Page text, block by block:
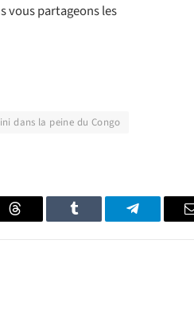
vous partageons les
dans la peine du Congo
Threads Tumblr Telegram